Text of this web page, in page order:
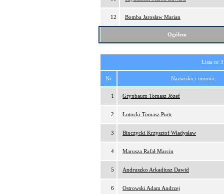
12 Bomba Jarosław Marian
Ogółem
Lista nr
Nr Nazwisko i imiona
1 Grynbaum Tomasz Józef
2 Łotocki Tomasz Piotr
3 Binczycki Krzysztof Władysław
4 Marusza Rafał Marcin
5 Andruszko Arkadiusz Dawid
6 Ostrowski Adam Andrzej